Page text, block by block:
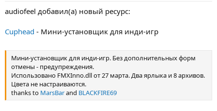
audiofeel добавил(а) новый ресурс:
Cuphead - Мини-установщик для инди-игр
Мини-установщик для инди-игр. Без дополнительных форм
отмены - предупреждения.
Использовано FMXInno.dll от 27 марта. Два ярлыка и 8 архивов.
Цвета не настраиваются.
thanks to MarsBarand BLACKFIRE69